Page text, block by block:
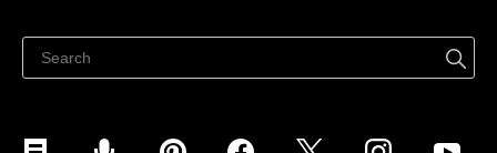
Parduodu Facebook
Parduodu Instagram